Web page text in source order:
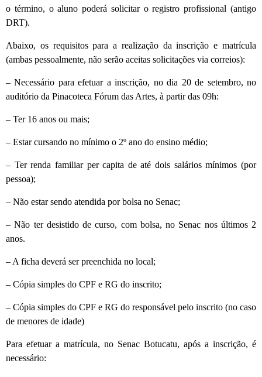
o término, o aluno poderá solicitar o registro profissional (antigo
DRT).
Abaixo, os requisitos para a realização da inscrição e matrícula
(ambas pessoalmente, não serão aceitas solicitações via correios):
– Necessário para efetuar a inscrição, no dia 20 de setembro, no
auditório da Pinacoteca Fórum das Artes, à partir das 09h:
– Ter 16 anos ou mais;
– Estar cursando no mínimo o 2º ano do ensino médio;
– Ter renda familiar per capita de até dois salários mínimos (por
pessoa);
– Não estar sendo atendida por bolsa no Senac;
– Não ter desistido de curso, com bolsa, no Senac nos últimos 2
anos.
– A ficha deverá ser preenchida no local;
– Cópia simples do CPF e RG do inscrito;
– Cópia simples do CPF e RG do responsável pelo inscrito (no caso
de menores de idade)
Para efetuar a matrícula, no Senac Botucatu, após a inscrição, é
necessário: